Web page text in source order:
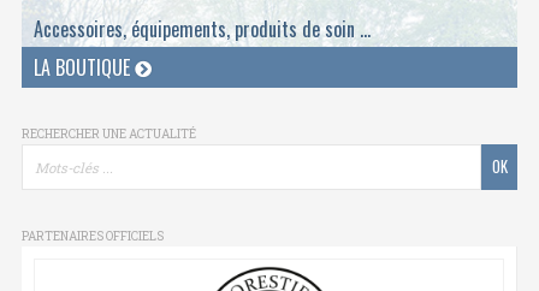
Accessoires, équipements, produits de soin ...
LA BOUTIQUE
RECHERCHER UNE ACTUALITÉ
PARTENAIRES OFFICIELS